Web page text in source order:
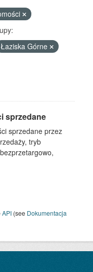
Łaziska Górne
sprzedane
sprzedane przez
tryb
API (see Dokumentacja